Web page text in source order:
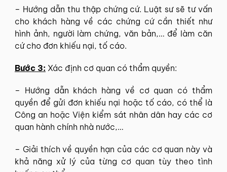
– Hướng dẫn thu thập chứng cứ. Luật sư sẽ tư vấn
cho khách hàng về các chứng cứ cần thiết như
hình ảnh, người làm chứng, văn bản,… để làm căn
cứ cho đơn khiếu nại, tố cáo.
Bước 3: Xác định cơ quan có thẩm quyền:
– Hướng dẫn khách hàng về cơ quan có thẩm
quyền để gửi đơn khiếu nại hoặc tố cáo, có thể là
Công an hoặc Viện kiểm sát nhân dân hay các cơ
quan hành chính nhà nước,…
– Giải thích về quyền hạn của các cơ quan này và
khả năng xử lý của từng cơ quan tùy theo tình